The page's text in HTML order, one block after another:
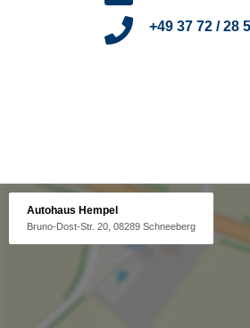
+49 37 72 / 28
Autohaus Hempel
Bruno-Dost-Str. 20, 08289 Schneeberg